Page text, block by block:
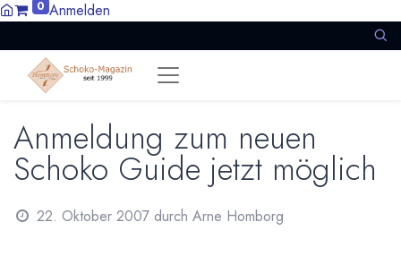
0 Anmelden
Anmeldung zum neuen
Schoko Guide jetzt möglich
22. Oktober 2007 durch Arne Homborg